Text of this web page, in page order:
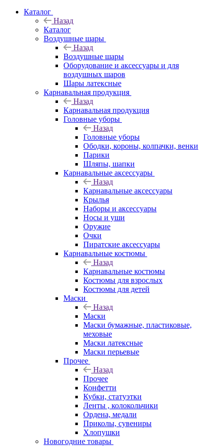
Каталог
Назад
Каталог
Воздушные шары
Назад
Воздушные шары
Оборудование и аксессуары и для
воздушных шаров
Шары латексные
Карнавальная продукция
Назад
Карнавальная продукция
Головные уборы
Назад
Головные уборы
Ободки, короны, колпачки, венки
Парики
Шляпы, шапки
Карнавальные аксессуары
Назад
Карнавальные аксессуары
Крылья
Наборы и аксессуары
Носы и уши
Оружие
Очки
Пиратские аксессуары
Карнавальные костюмы
Назад
Карнавальные костюмы
Костюмы для взрослых
Костюмы для детей
Маски
Назад
Маски
Маски бумажные, пластиковые,
меховые
Маски латексные
Маски перьевые
Прочее
Назад
Прочее
Конфетти
Кубки, статуэтки
Ленты , колокольчики
Ордена, медали
Приколы, сувениры
Хлопушки
Новогодние товары